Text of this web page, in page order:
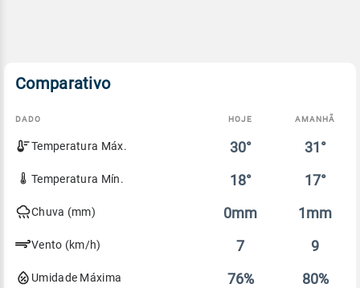
Comparativo
Comparativo
entre
previsão
hoje
DADO HOJE AMANHÃ
Temperatura Máx. 30° 31°
Temperatura Mín. 18° 17°
Chuva (mm) 0mm 1mm
Vento (km/h) 7 9
Umidade Máxima 76% 80%